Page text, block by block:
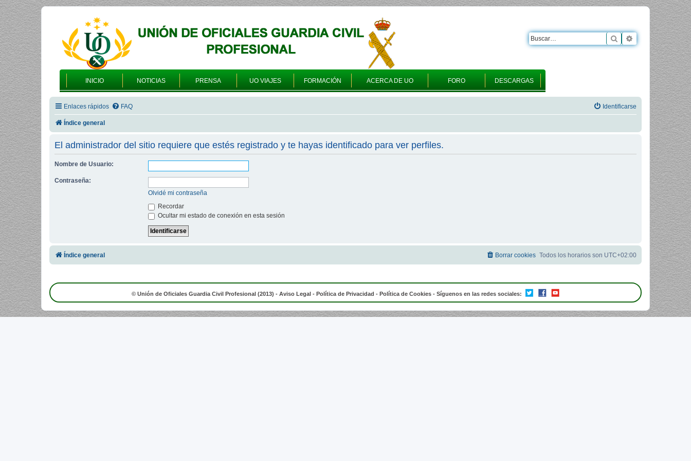
INICIO NOTICIAS PRENSA UO VIAJES FORMACIÓN ACERCA DE UO FORO DESCARGAS
Buscar Búsqueda
Enlaces rápidos FAQ Identificarse
Índice general
El administrador del sitio requiere que estés registrado y te hayas identificado para ver perfiles.
Nombre de Usuario:
Contraseña:
Olvidé mi contraseña
Recordar
Ocultar mi estado de conexión en esta sesión
Índice general Todos los horarios son UTC+02:00
Borrar cookies
© Unión de Oficiales Guardia Civil Profesional (2013) - Aviso Legal - Política de Privacidad - Política de Cookies - Síguenos en las redes sociales: